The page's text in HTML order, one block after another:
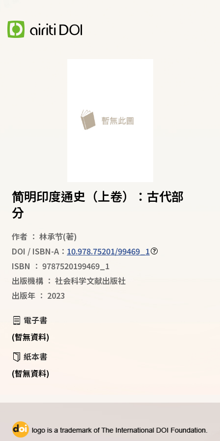
简明印度通史（上卷）：古代部
分
作者 ： 林承节(著)
DOI / ISBN-A： 10.978.75201/99469_1
ISBN ： 9787520199469_1
出版機構 ： 社会科学文献出版社
出版年 ： 2023
電子書
(暫無資料)
紙本書
(暫無資料)